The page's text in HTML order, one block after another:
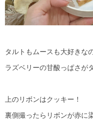
タルトもムースも大好きな
ラズベリーの甘酸っぱさが
上のリボンはクッキー！
裏側撮ったらリボンが赤に